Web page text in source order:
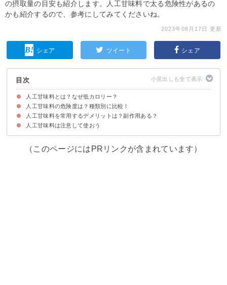
の摂取量の目安も紹介します。人工甘味料で太る危険性があるの
かも紹介するので、参考にしてみてくださいね。
2023年08月17日 更新
シェア ツイート シェア
目次
人工甘味料とは？なぜ低カロリー？
人工甘味料は2つに分けられる
人工甘味料のカロリーが低い・ゼロの理由
人工甘味料の危険度は？種類別に比較！
危険性①スクラロース
危険性②アセスルファムK
危険性③サッカリン
危険性④アスパルテーム
危険性⑤ネオテーム
危険性⑥アドバンテーム
危険性⑦キシリトール
人工甘味料を常用するデメリットは？副作用ある？
インスリンの働きが鈍くなり太ることがある
人工甘味料は注意して使おう
（このページにはPRリンクが含まれています）